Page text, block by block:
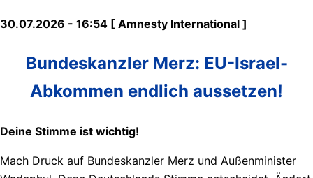
30.07.2026 - 16:54 [ Amnesty International ]
Bundeskanzler Merz: EU-Israel-
Abkommen endlich aussetzen!
Deine Stimme ist wichtig!
Mach Druck auf Bundeskanzler Merz und Außenminister